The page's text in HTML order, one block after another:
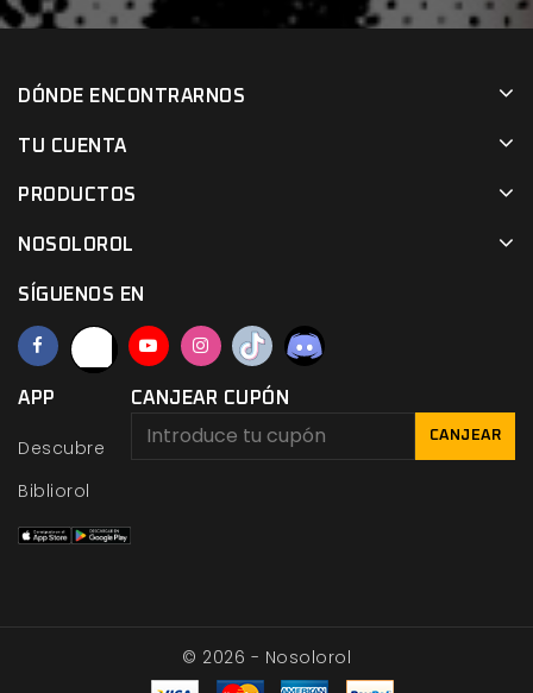
DÓNDE ENCONTRARNOS
TU CUENTA
PRODUCTOS
NOSOLOROL
SÍGUENOS EN
APP
Descubre
Bibliorol
CANJEAR CUPÓN
CANJEAR
© 2026 - Nosolorol